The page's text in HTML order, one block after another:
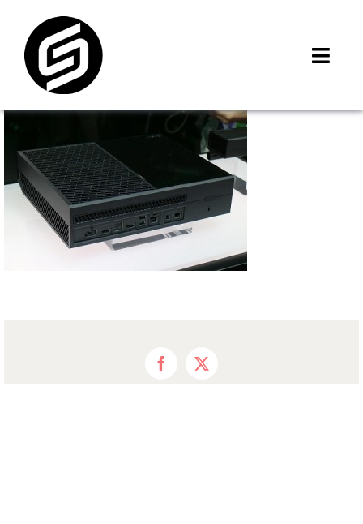
content
iMCheck APP
iPhone 回收價
線上商城
Facebook
X